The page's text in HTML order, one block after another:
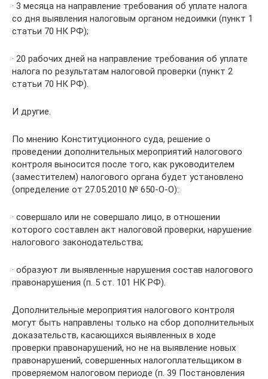
· 3 месяца на направление требования об уплате налога
со дня выявления налоговым органом недоимки (пункт 1
статьи 70 НК РФ);
· 20 рабочих дней на направление требования об уплате
налога по результатам налоговой проверки (пункт 2
статьи 70 НК РФ).
И другие.
По мнению Конституционного суда, решение о
проведении дополнительных мероприятий налогового
контроля выносится после того, как руководителем
(заместителем) налогового органа будет установлено
(определение от 27.05.2010 № 650-О-О):
· совершало или не совершало лицо, в отношении
которого составлен акт налоговой проверки, нарушение
налогового законодательства;
· образуют ли выявленные нарушения состав налогового
правонарушения (п. 5 ст. 101 НК РФ).
Дополнительные мероприятия налогового контроля
могут быть направлены только на сбор дополнительных
доказательств, касающихся выявленных в ходе
проверки правонарушений, но не на выявление новых
правонарушений, совершенных налогоплательщиком в
проверяемом налоговом периоде (п. 39 Постановления